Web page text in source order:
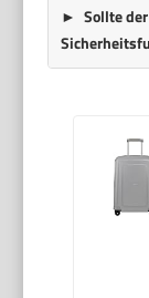
Sollte